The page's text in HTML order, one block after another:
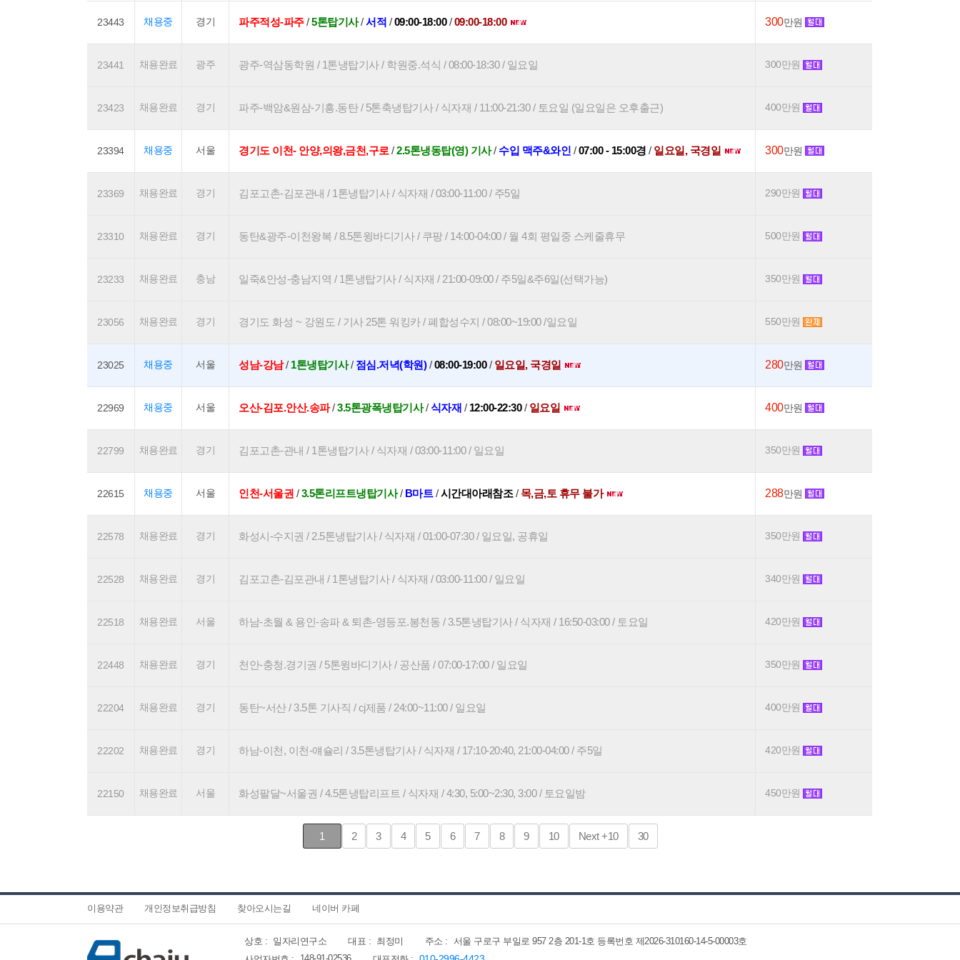
23443 채용중 경기 파주적성-파주/5톤탑기사/서적 /09:00-18:00/09:00-18:00 300만원
23441 채용완료 광주 광주-역삼동학원 / 1톤냉탑기사 / 학원중.석식 / 08:00-18:30 / 일요일 300만원
23423 채용완료 경기 파주-백암&원삼-기흥.동탄 / 5톤축냉탑기사 / 식자재 / 11:00-21:30 / 토요일 (일요일은 오후출근) 400만원
23394 채용중 서울 경기도 이천- 안양,의왕,금천,구로 /2.5톤냉동탑(영) 기사/ 수입 맥주&와인 /07:00 - 15:00경 / 일요일, 국경일 300만원
23369 채용완료 경기 김포고촌-김포관내 / 1톤냉탑기사 / 식자재 / 03:00-11:00 / 주5일 290만원
23310 채용완료 경기 동탄&광주-이천왕복 / 8.5톤윙바디기사 / 쿠팡 / 14:00-04:00 / 월 4회 평일중 스케줄휴무 500만원
23233 채용완료 충남 일죽&안성-충남지역 / 1톤냉탑기사 / 식자재 / 21:00-09:00 / 주5일&주6일(선택가능) 350만원
23056 채용완료 경기 경기도 화성 ~ 강원도 / 기사 25톤 워킹카 / 폐합성수지 / 08:00~19:00 /일요일 550만원
23025 채용중 서울 성남-강남/ 1톤냉탑기사/ 점심.저녁(학원)/08:00-19:00/ 일요일, 국경일 280만원
22969 채용중 서울 오산-김포.안산.송파/3.5톤광폭냉탑기사/식자재 / 12:00-22:30/ 일요일 400만원
22799 채용완료 경기 김포고촌-관내 / 1톤냉탑기사 / 식자재 / 03:00-11:00 / 일요일 350만원
22615 채용중 서울 인천-서울권 /3.5톤리프트냉탑기사/ B마트/시간대아래참조/ 목,금,토 휴무 불가 288만원
22578 채용완료 경기 화성시-수지권 / 2.5톤냉탑기사 / 식자재 / 01:00-07:30 / 일요일, 공휴일 350만원
22528 채용완료 경기 김포고촌-김포관내 / 1톤냉탑기사 / 식자재 / 03:00-11:00 / 일요일 340만원
22518 채용완료 서울 하남-초월 & 용인-송파 & 퇴촌-영등포.봉천동 / 3.5톤냉탑기사 / 식자재 / 16:50-03:00 / 토요일 420만원
22448 채용완료 경기 천안-충청.경기권 / 5톤윙바디기사 / 공산품 / 07:00-17:00 / 일요일 350만원
22204 채용완료 경기 동탄~서산 / 3.5톤 기사직 / cj제품 / 24:00~11:00 / 일요일 400만원
22202 채용완료 경기 하남-이천, 이천-얘슐리 / 3.5톤냉탑기사 / 식자재 / 17:10-20:40, 21:00-04:00 / 주5일 420만원
22150 채용완료 서울 화성팔달~서울권 / 4.5톤냉탑리프트 / 식자재 / 4:30, 5:00~2:30, 3:00 / 토요일밤 450만원
1 2 3 4 5 6 7 8 9 10 Next+10 30
이용약관 개인정보취급방침 찾아오시는길 네이버 카페
상호 : 일자리연구소 대표 : 최정미 주소 : 서울 구로구 부일로 957 2층 201-1호 등록번호 제2026-310160-14-5-00003호